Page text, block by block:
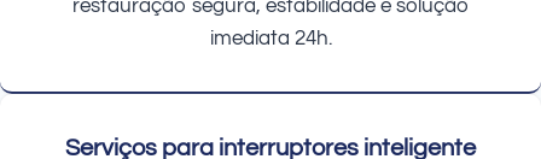
restauração segura, estabilidade e solução
imediata 24h.
Serviços para interruptores inteligente